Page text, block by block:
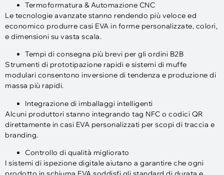
Termoformatura & Automazione CNC
Le tecnologie avanzate stanno rendendo più veloce ed
economico produrre casi EVA in forme personalizzate, colori,
e dimensioni su vasta scala.
Tempi di consegna più brevi per gli ordini B2B
Strumenti di prototipazione rapidi e sistemi di muffe
modulari consentono inversione di tendenza e produzione di
massa più rapidi.
Integrazione di imballaggi intelligenti
Alcuni produttori stanno integrando tag NFC o codici QR
direttamente in casi EVA personalizzati per scopi di traccia e
branding.
Controllo di qualità migliorato
I sistemi di ispezione digitale aiutano a garantire che ogni